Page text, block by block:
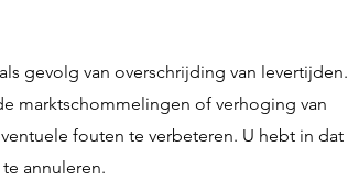
gevolg van overschrijding van levertijden.
marktschommelingen of verhoging van
fouten te verbeteren. U hebt in dat
annuleren.